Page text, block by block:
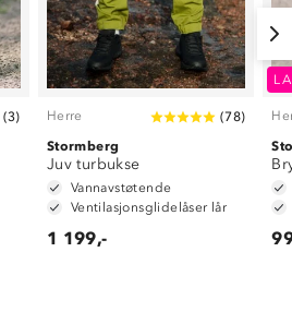
(3) Herre (78)
Stormberg
Juv turbukse
Vannavstøtende
Ventilasjonsglidelåser lår
1 199,-